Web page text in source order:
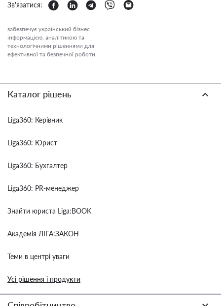
Зв'язатися:
забезпечує український бізнес
інформацією, аналітикою та
технологічними рішеннями для
ефективної та безпечної роботи.
Каталог рішень
Liga360: Керівник
Liga360: Юрист
Liga360: Бухгалтер
Liga360: PR-менеджер
Знайти юриста Liga:BOOK
Академія ЛІГА:ЗАКОН
Теми в центрі уваги
Усі рішення і продукти